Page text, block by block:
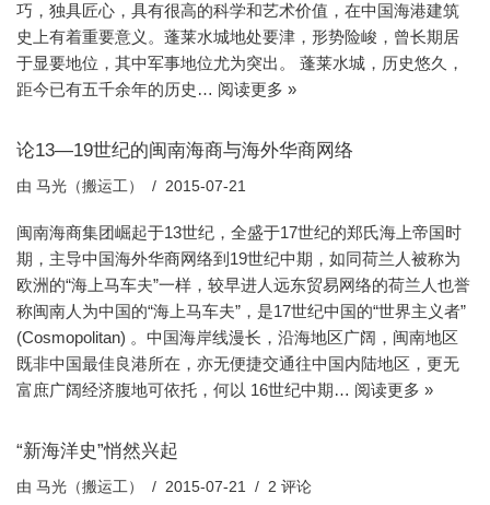
巧，独具匠心，具有很高的科学和艺术价值，在中国海港建筑
史上有着重要意义。蓬莱水城地处要津，形势险峻，曾长期居
于显要地位，其中军事地位尤为突出。 蓬莱水城，历史悠久，
距今已有五千余年的历史… 阅读更多 »
论13—19世纪的闽南海商与海外华商网络
由 马光（搬运工） 2015-07-21
闽南海商集团崛起于13世纪，全盛于17世纪的郑氏海上帝国时
期，主导中国海外华商网络到19世纪中期，如同荷兰人被称为
欧洲的“海上马车夫”一样，较早进人远东贸易网络的荷兰人也誉
称闽南人为中国的“海上马车夫”，是17世纪中国的“世界主义者”
(Cosmopolitan) 。中国海岸线漫长，沿海地区广阔，闽南地区
既非中国最佳良港所在，亦无便捷交通往中国内陆地区，更无
富庶广阔经济腹地可依托，何以 16世纪中期… 阅读更多 »
“新海洋史”悄然兴起
由 马光（搬运工） 2015-07-21 2 评论